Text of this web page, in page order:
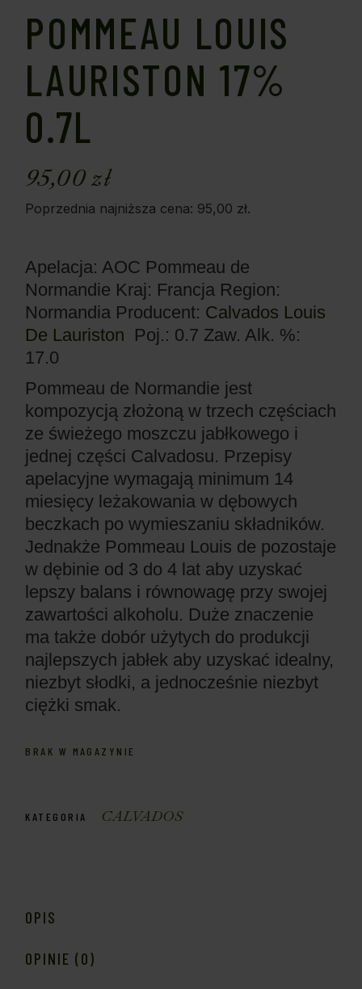
POMMEAU LOUIS
LAURISTON 17%
0.7L
95,00zł
Poprzednia najniższa cena: 95,00 zł.
Apelacja: AOC Pommeau de
Normandie Kraj: Francja Region:
Normandia Producent: Calvados Louis
De Lauriston Poj.: 0.7 Zaw. Alk. %:
17.0
Pommeau de Normandie jest
kompozycją złożoną w trzech częściach
ze świeżego moszczu jabłkowego i
jednej części Calvadosu. Przepisy
apelacyjne wymagają minimum 14
miesięcy leżakowania w dębowych
beczkach po wymieszaniu składników.
Jednakże Pommeau Louis de pozostaje
w dębinie od 3 do 4 lat aby uzyskać
lepszy balans i równowagę przy swojej
zawartości alkoholu. Duże znaczenie
ma także dobór użytych do produkcji
najlepszych jabłek aby uzyskać idealny,
niezbyt słodki, a jednocześnie niezbyt
ciężki smak.
BRAK W MAGAZYNIE
KATEGORIA CALVADOS
OPIS
OPINIE (0)